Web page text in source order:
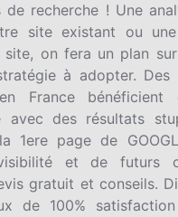
de recherche ! Une
site existant ou une
site, on fera un plan
à adopter. Des
France bénéficient
avec des résultats
1ere page de
et de futurs
gratuit et conseils.
de 100%